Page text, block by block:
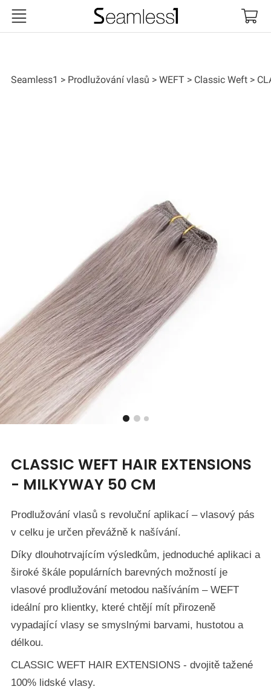
Seamless1 Prodlužování vlasů WEFT Classic Weft
CLASSIC WEFT HAIR EXTENSIONS
- MILKYWAY 50 CM
Prodlužování vlasů s revoluční aplikací – vlasový pás
v celku je určen převážně k našívání.
Díky dlouhotrvajícím výsledkům, jednoduché aplikaci a
široké škále populárních barevných možností je
vlasové prodlužování metodou našíváním – WEFT
ideální pro klientky, které chtějí mít přirozeně
vypadající vlasy se smyslnými barvami, hustotou a
délkou.
CLASSIC WEFT HAIR EXTENSIONS - dvojitě tažené
100% lidské vlasy.